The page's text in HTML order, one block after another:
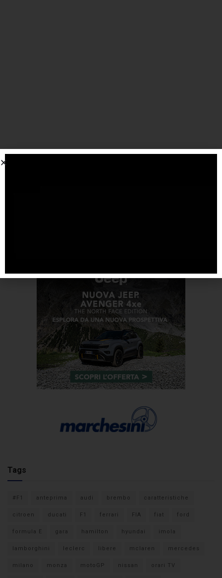
Tags
#F1 anteprima audi brembo caratteristiche
citroen ducati F1 ferrari FIA fiat ford
formula E gara hamilton hyundai imola
lamborghini leclerc libere mclaren mercedes
milano monza motoGP nissan orari TV